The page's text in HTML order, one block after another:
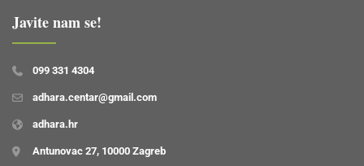
Javite nam se!
099 331 4304
adhara.centar@gmail.com
adhara.hr
Antunovac 27, 10000 Zagreb